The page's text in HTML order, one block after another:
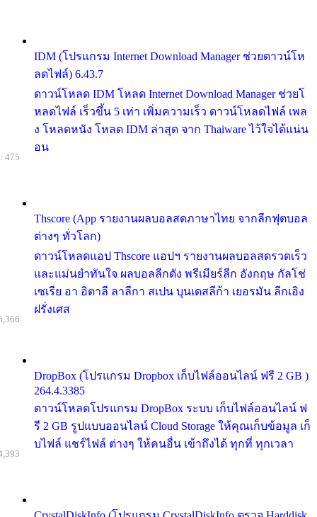
IDM (โปรแกรม Internet Download Manager ช่วยดาวน์โห
ลดไฟล์) 6.43.7
ดาวน์โหลด IDM โหลด Internet Download Manager ช่วยโ
หลดไฟล์ เร็วขึ้น 5 เท่า เพิ่มความเร็ว ดาวน์โหลดไฟล์ เพล
ง โหลดหนัง โหลด IDM ล่าสุด จาก Thaiware ไว้ใจได้แน่น
อน
Thscore (App รายงานผลบอลสดภาษาไทย จากลีกฟุตบอล
ต่างๆ ทั่วโลก)
ดาวน์โหลดแอป Thscore แอปฯ รายงานผลบอลสดรวดเร็ว
และแม่นยำทันใจ ผลบอลลีกดัง พรีเมียร์ลีก อังกฤษ กัลโช่
เซเรีย อา อิตาลี ลาลีกา สเปน บุนเดสลีก้า เยอรมัน ลีกเอิง
ฝรั่งเศส
475
DropBox (โปรแกรม Dropbox เก็บไฟล์ออนไลน์ ฟรี 2 GB )
264.4.3385
ดาวน์โหลดโปรแกรม DropBox ระบบ เก็บไฟล์ออนไลน์ ฟ
รี 2 GB รูปแบบออนไลน์ Cloud Storage ให้คุณเก็บข้อมูล เก็
บไฟล์ แชร์ไฟล์ ต่างๆ ให้คนอื่น เข้าถึงได้ ทุกที่ ทุกเวลา